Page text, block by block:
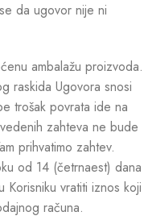
da ugovor nije ni
ambalažu proizvoda.
raskida Ugovora snosi
trošak povrata ide na
zahteva ne bude
prihvatimo zahtev.
od 14 (četrnaest) dana
vratiti iznos koji
računa.